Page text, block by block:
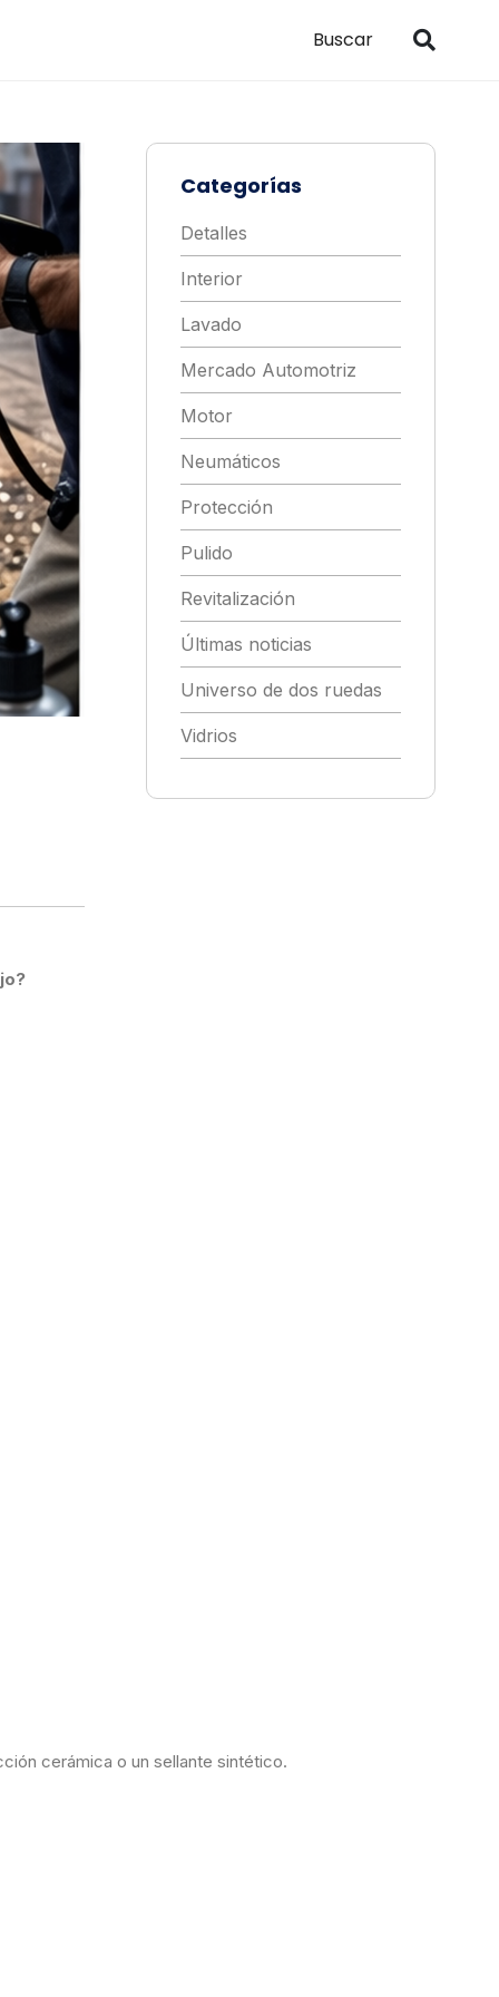
cerámica o un sellante sintético.
Categorías
Detalles
Interior
Lavado
Mercado Automotriz
Motor
Neumáticos
Protección
Pulido
Revitalización
Últimas noticias
Universo de dos ruedas
Vidrios